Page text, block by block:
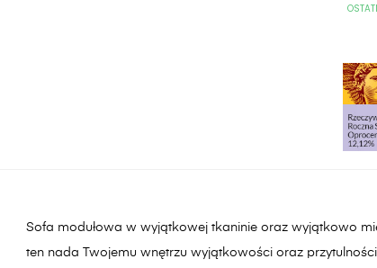
Sofa modułowa w wyjątkowej tkaninie oraz wyjątkowo
ten nada Twojemu wnętrzu wyjątkowości oraz